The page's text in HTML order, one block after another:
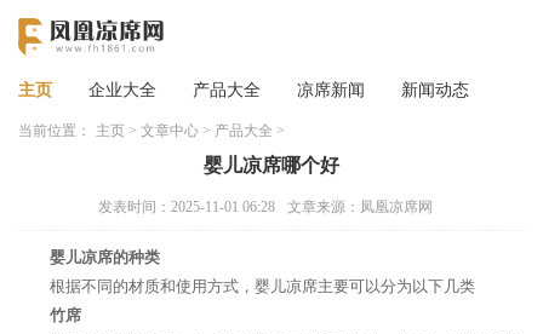
主页 企业大全 产品大全 凉席新闻 新闻动态
当前位置： 主页 > 文章中心 > 产品大全 >
婴儿凉席哪个好
发表时间：2025-11-01 06:28 文章来源：凤凰凉席网
婴儿凉席的种类
根据不同的材质和使用方式，婴儿凉席主要可以分为以下几类
竹席